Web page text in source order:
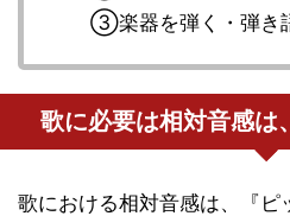
③楽器を弾く・弾き
歌に必要は相対音感は
歌における相対音感は、『ピ